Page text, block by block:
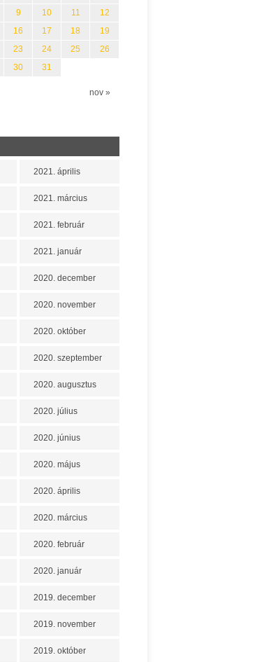
nov »
9 10 11
12
16 17 18
19
23 24 25
26
30 31
2021. április
2021. március
2021. február
2021. január
2020. december
2020. november
2020. október
2020. szeptember
2020. augusztus
2020. július
2020. június
2020. május
2020. április
2020. március
2020. február
2020. január
2019. december
2019. november
2019. október